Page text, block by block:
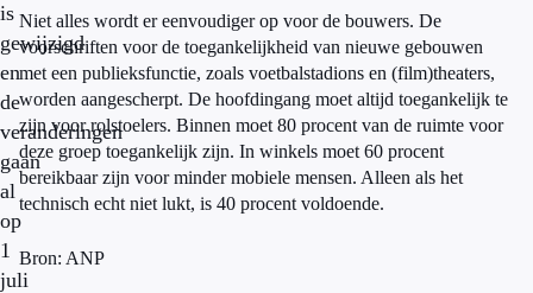
is
gewijzigd
en
de
veranderingen
gaan
al
op
1
juli
Niet alles wordt er eenvoudiger op voor de bouwers. De
voorschriften voor de toegankelijkheid van nieuwe gebouwen
met een publieksfunctie, zoals voetbalstadions en (film)theaters,
worden aangescherpt. De hoofdingang moet altijd toegankelijk te
zijn voor rolstoelers. Binnen moet 80 procent van de ruimte voor
deze groep toegankelijk zijn. In winkels moet 60 procent
bereikbaar zijn voor minder mobiele mensen. Alleen als het
technisch echt niet lukt, is 40 procent voldoende.
Bron: ANP